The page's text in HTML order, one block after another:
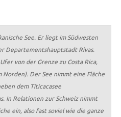
See. Er liegt im Südwesten
Departementshauptstadt Rivas.
von der Grenze zu Costa Rica,
Der See nimmt eine Fläche
dem Titicacasee
In Relationen zur Schweiz nimmt
ein, also fast soviel wie die ganze